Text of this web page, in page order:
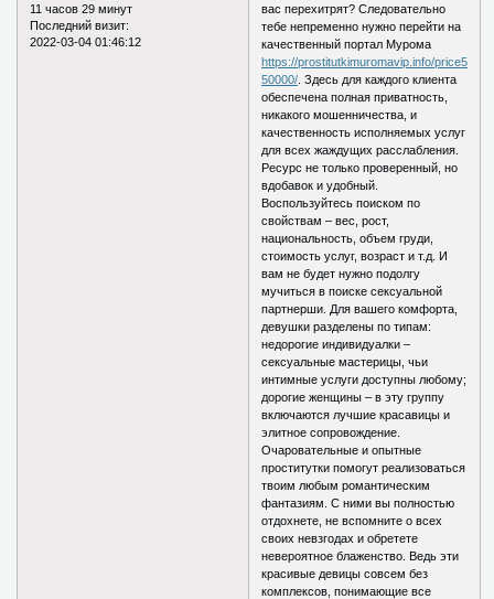
11 часов 29 минут
Последний визит:
2022-03-04 01:46:12
вас перехитрят? Следовательно
тебе непременно нужно перейти на
качественный портал Мурома
https://prostitutkimuromavip.info/price5000-
50000/ . Здесь для каждого клиента
обеспечена полная приватность,
никакого мошенничества, и
качественность исполняемых услуг
для всех жаждущих расслабления.
Ресурс не только проверенный, но
вдобавок и удобный.
Воспользуйтесь поиском по
свойствам – вес, рост,
национальность, объем груди,
стоимость услуг, возраст и т.д. И
вам не будет нужно подолгу
мучиться в поиске сексуальной
партнерши. Для вашего комфорта,
девушки разделены по типам:
недорогие индивидуалки –
сексуальные мастерицы, чьи
интимные услуги доступны любому;
дорогие женщины – в эту группу
включаются лучшие красавицы и
элитное сопровождение.
Очаровательные и опытные
проститутки помогут реализоваться
твоим любым романтическим
фантазиям. С ними вы полностью
отдохнете, не вспомните о всех
своих невзгодах и обретете
невероятное блаженство. Ведь эти
красивые девицы совсем без
комплексов, понимающие все